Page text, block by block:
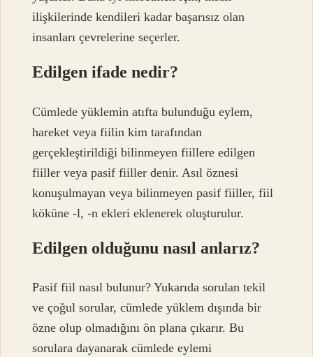
ilişkilerinde kendileri kadar başarısız olan
insanları çevrelerine seçerler.
Edilgen ifade nedir?
Cümlede yüklemin atıfta bulunduğu eylem,
hareket veya fiilin kim tarafından
gerçekleştirildiği bilinmeyen fiillere edilgen
fiiller veya pasif fiiller denir. Asıl öznesi
konuşulmayan veya bilinmeyen pasif fiiller, fiil
köküne -l, -n ekleri eklenerek oluşturulur.
Edilgen olduğunu nasıl anlarız?
Pasif fiil nasıl bulunur? Yukarıda sorulan tekil
ve çoğul sorular, cümlede yüklem dışında bir
özne olup olmadığını ön plana çıkarır. Bu
sorulara dayanarak cümlede eylemi